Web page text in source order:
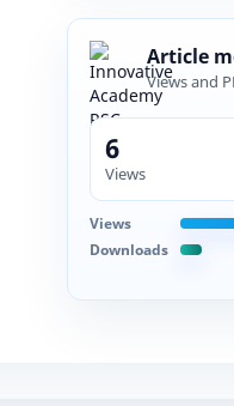
Article
Views and
6
Views
Views
Downloads